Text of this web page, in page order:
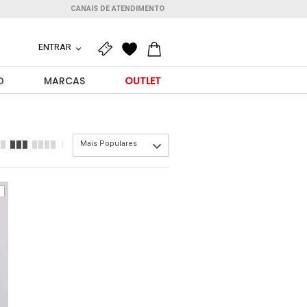
CANAIS DE ATENDIMENTO
ENTRAR
MARCAS OUTLET
Mais Populares